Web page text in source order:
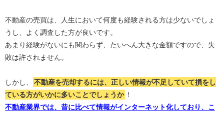
不動産の売買は、人生において何度も経験される方は少ないでしょ
うし、よく調査した方が良いです。
あまり経験がないにも関わらず、たいへん大きな金額ですので、失
敗は許されません。
しかし、
不動産を売却するには、正しい情報が不足していて損をし
ている方がいかに多いことでしょうか ！
不動産業界では、昔に比べて情報がインターネット化しており、こ